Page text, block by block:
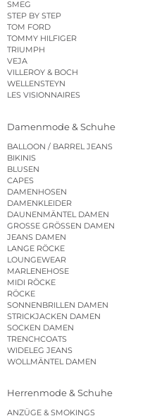
SMEG
STEP BY STEP
TOM FORD
TOMMY HILFIGER
TRIUMPH
VEJA
VILLEROY & BOCH
WELLENSTEYN
LES VISIONNAIRES
Damenmode & Schuhe
BALLOON / BARREL JEANS
BIKINIS
BLUSEN
CAPES
DAMENHOSEN
DAMENKLEIDER
DAUNENMÄNTEL DAMEN
GROSSE GRÖSSEN DAMEN
JEANS DAMEN
LANGE RÖCKE
LOUNGEWEAR
MARLENEHOSE
MIDI RÖCKE
RÖCKE
SONNENBRILLEN DAMEN
STRICKJACKEN DAMEN
SOCKEN DAMEN
TRENCHCOATS
WIDELEG JEANS
WOLLMÄNTEL DAMEN
Herrenmode & Schuhe
ANZÜGE & SMOKINGS